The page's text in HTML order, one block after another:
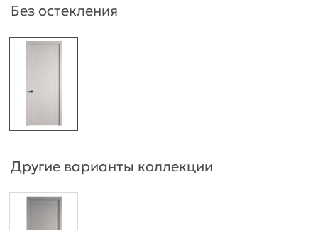
Без остекления
Другие варианты коллекции